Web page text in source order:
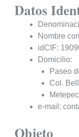
Datos
Nombre
idCIF:
Domicilio:
Paseo
Col.
e-mail:
Objeto